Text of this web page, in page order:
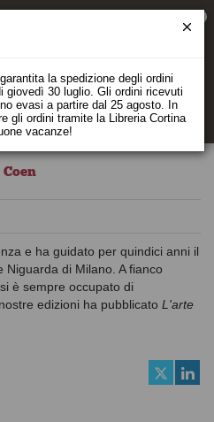
e ha guidato per quindici anni il
Niguarda di Milano. A fianco
è sempre occupato di
edizioni ha pubblicato L'arte
la spedizione degli ordini
giovedì 30 luglio. Gli ordini ricevuti
evasi a partire dal 25 agosto. In
gli ordini tramite la Libreria Cortina
vacanze!